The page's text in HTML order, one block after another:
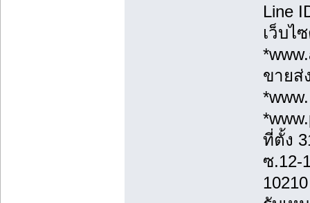
Line
เว็บไ
ขายส่
ที่ตั้ง
ซ.12-
10210